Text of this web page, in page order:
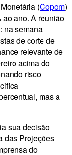
(Copom)
ao ano. A reunião
na semana
de corte de
relevante de
acima do
risco
mas a
sua decisão
das Projeções
do